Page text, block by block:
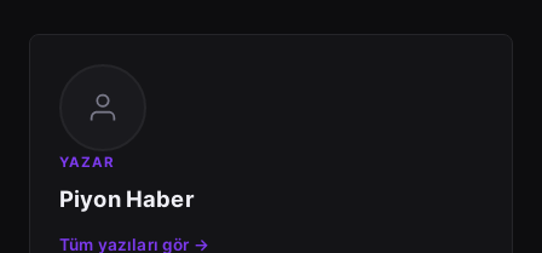
YAZAR
Piyon Haber
Tüm yazıları gör →